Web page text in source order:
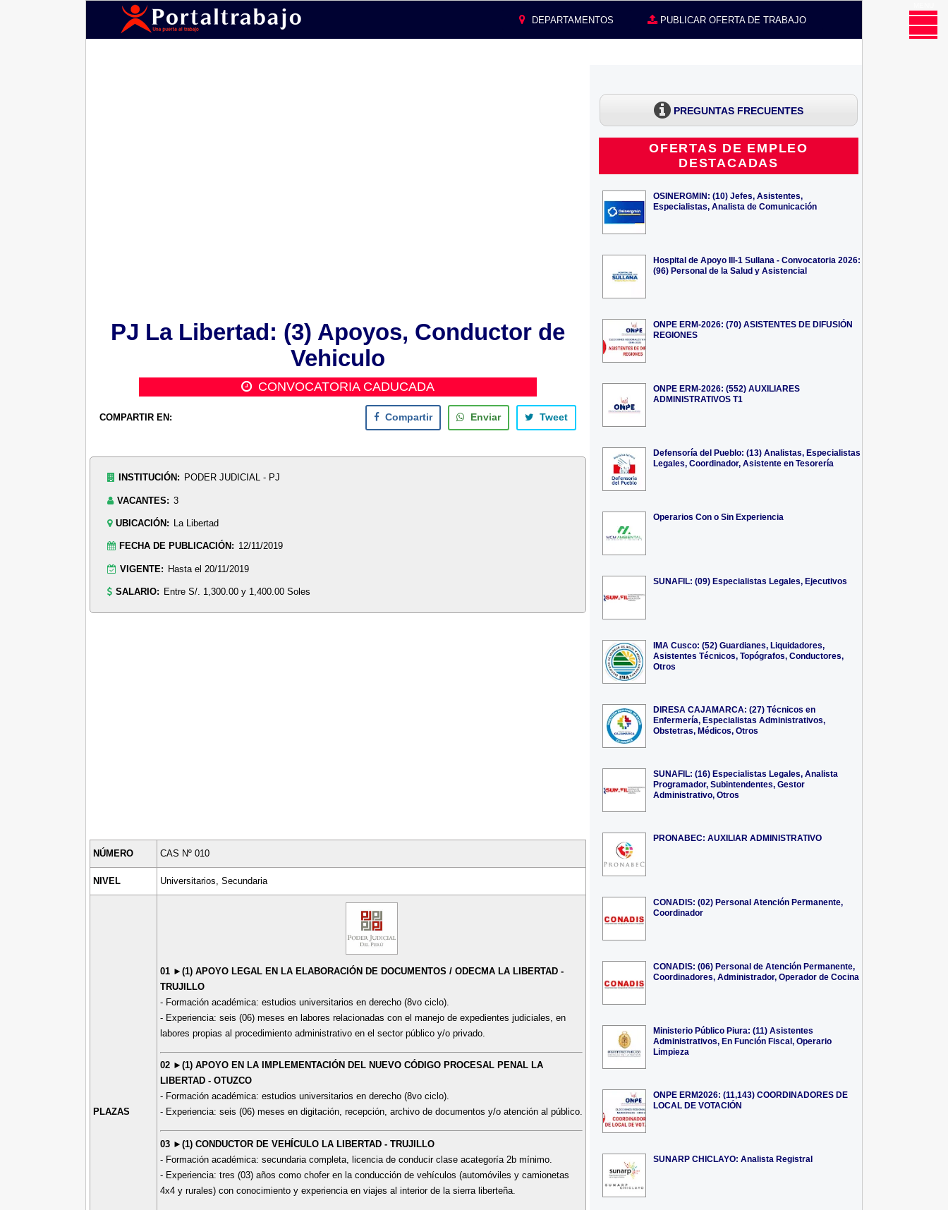
DEPARTAMENTOS PUBLICAR OFERTA DE TRABAJO
PJ La Libertad: (3) Apoyos, Conductor de
Vehiculo
CONVOCATORIA CADUCADA
COMPARTIR EN: Compartir Enviar Tweet
INSTITUCIÓN: PODER JUDICIAL - PJ
VACANTES: 3
UBICACIÓN: La Libertad
FECHA DE PUBLICACIÓN: 12/11/2019
VIGENTE: Hasta el 20/11/2019
SALARIO: Entre S/. 1,300.00 y 1,400.00 Soles
NÚMERO CAS Nº 010
NIVEL Universitarios, Secundaria
PLAZAS
01 ►(1) APOYO LEGAL EN LA ELABORACIÓN DE DOCUMENTOS / ODECMA LA LIBERTAD -
TRUJILLO
- Formación académica: estudios universitarios en derecho (8vo ciclo).
- Experiencia: seis (06) meses en labores relacionadas con el manejo de expedientes judiciales, en
labores propias al procedimiento administrativo en el sector público y/o privado.
02 ►(1) APOYO EN LA IMPLEMENTACIÓN DEL NUEVO CÓDIGO PROCESAL PENAL LA
LIBERTAD - OTUZCO
- Formación académica: estudios universitarios en derecho (8vo ciclo).
- Experiencia: seis (06) meses en digitación, recepción, archivo de documentos y/o atención al público.
03 ►(1) CONDUCTOR DE VEHÍCULO LA LIBERTAD - TRUJILLO
- Formación académica: secundaria completa, licencia de conducir clase acategoría 2b mínimo.
- Experiencia: tres (03) años como chofer en la conducción de vehículos (automóviles y camionetas
4x4 y rurales) con conocimiento y experiencia en viajes al interior de la sierra liberteña.
PREGUNTAS FRECUENTES
OFERTAS DE EMPLEO
DESTACADAS
OSINERGMIN: (10) Jefes, Asistentes,
Especialistas, Analista de Comunicación
Hospital de Apoyo III-1 Sullana - Convocatoria 2026:
(96) Personal de la Salud y Asistencial
ONPE ERM-2026: (70) ASISTENTES DE DIFUSIÓN
REGIONES
ONPE ERM-2026: (552) AUXILIARES
ADMINISTRATIVOS T1
Defensoría del Pueblo: (13) Analistas, Especialistas
Legales, Coordinador, Asistente en Tesorería
Operarios Con o Sin Experiencia
SUNAFIL: (09) Especialistas Legales, Ejecutivos
IMA Cusco: (52) Guardianes, Liquidadores,
Asistentes Técnicos, Topógrafos, Conductores,
Otros
DIRESA CAJAMARCA: (27) Técnicos en
Enfermería, Especialistas Administrativos,
Obstetras, Médicos, Otros
SUNAFIL: (16) Especialistas Legales, Analista
Programador, Subintendentes, Gestor
Administrativo, Otros
PRONABEC: AUXILIAR ADMINISTRATIVO
CONADIS: (02) Personal Atención Permanente,
Coordinador
CONADIS: (06) Personal de Atención Permanente,
Coordinadores, Administrador, Operador de Cocina
Ministerio Público Piura: (11) Asistentes
Administrativos, En Función Fiscal, Operario
Limpieza
ONPE ERM2026: (11,143) COORDINADORES DE
LOCAL DE VOTACIÓN
SUNARP CHICLAYO: Analista Registral